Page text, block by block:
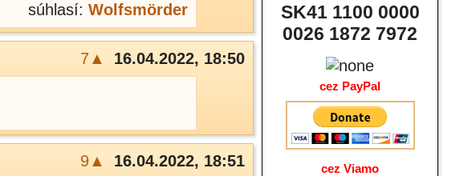
súhlasí: Wolfsmörder
7▲
16.04.2022, 18:50
9▲
16.04.2022, 18:51
SK41 1100 0000
0026 1872 7972
cez PayPal
cez Viamo